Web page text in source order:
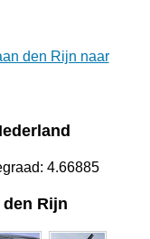
den Rijn naar
4.66885
Rijn